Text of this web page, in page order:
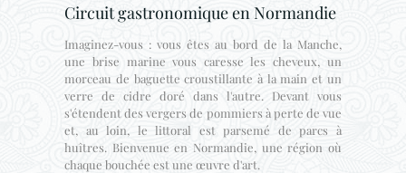
Circuit gastronomique en Normandie
Imaginez-vous : vous êtes au bord de la Manche,
une brise marine vous caresse les cheveux, un
morceau de baguette croustillante à la main et un
verre de cidre doré dans l'autre. Devant vous
s'étendent des vergers de pommiers à perte de vue
et, au loin, le littoral est parsemé de parcs à
huîtres. Bienvenue en Normandie, une région où
chaque bouchée est une œuvre d'art.